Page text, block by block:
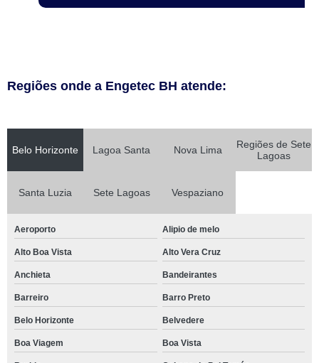
Regiões onde a Engetec BH atende:
Belo Horizonte Lagoa Santa Nova Lima
Regiões de Sete
Lagoas
Santa Luzia Sete Lagoas Vespaziano
Aeroporto Alipio de melo
Alto Boa Vista Alto Vera Cruz
Anchieta Bandeirantes
Barreiro Barro Preto
Belo Horizonte Belvedere
Boa Viagem Boa Vista